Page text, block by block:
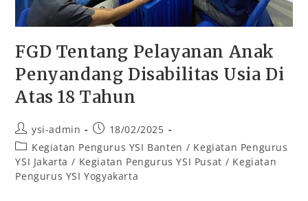
FGD Tentang Pelayanan Anak
Penyandang Disabilitas Usia Di
Atas 18 Tahun
ysi-admin
18/02/2025
Kegiatan Pengurus YSI Banten / Kegiatan Pengurus
YSI Jakarta / Kegiatan Pengurus YSI Pusat / Kegiatan
Pengurus YSI Yogyakarta